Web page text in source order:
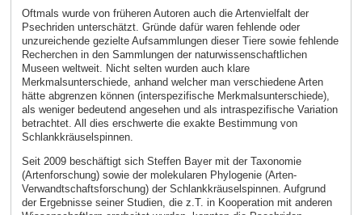
Oftmals wurde von früheren Autoren auch die Artenvielfalt der
Psechriden unterschätzt. Gründe dafür waren fehlende oder
unzureichende gezielte Aufsammlungen dieser Tiere sowie fehlende
Recherchen in den Sammlungen der naturwissenschaftlichen
Museen weltweit. Nicht selten wurden auch klare
Merkmalsunterschiede, anhand welcher man verschiedene Arten
hätte abgrenzen können (interspezifische Merkmalsunterschiede),
als weniger bedeutend angesehen und als intraspezifische Variation
betrachtet. All dies erschwerte die exakte Bestimmung von
Schlankkräuselspinnen.
Seit 2009 beschäftigt sich Steffen Bayer mit der Taxonomie
(Artenforschung) sowie der molekularen Phylogenie (Arten-
Verwandtschaftsforschung) der Schlankkräuselspinnen. Aufgrund
der Ergebnisse seiner Studien, die z.T. in Kooperation mit anderen